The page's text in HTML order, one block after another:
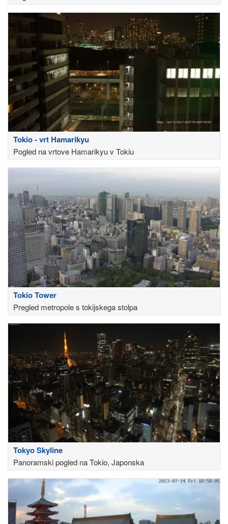
Tokio - vrt Hamarikyu
Pogled na vrtove Hamarikyu v Tokiu
Tokio Tower
Pregled metropole s tokijskega stolpa
Tokyo Skyline
Panoramski pogled na Tokio, Japonska